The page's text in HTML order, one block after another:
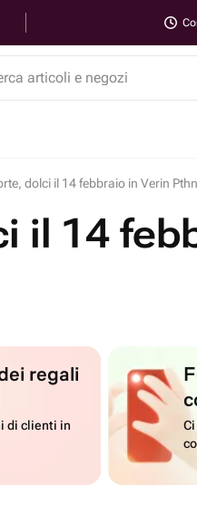
articoli e negozi
dolci il 14 febbraio in Verin
il 14
regali
di clienti in